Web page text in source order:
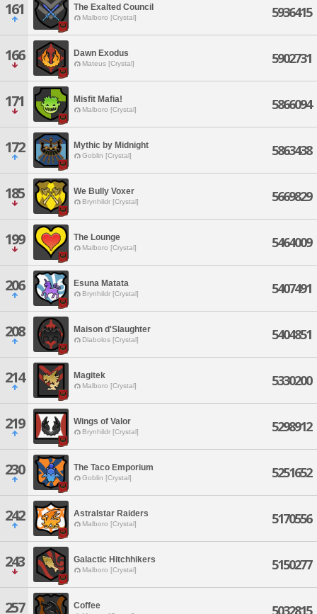
161 The Exalted Council
Malboro [Crystal] 5936415
166 Dawn Exodus
Mateus [Crystal] 5902731
171 Misfit Mafia!
Malboro [Crystal] 5866094
172 Mythic by Midnight
Goblin [Crystal] 5863438
185 We Bully Voxer
Brynhildr [Crystal] 5669829
199 The Lounge
Malboro [Crystal] 5464009
206 Esuna Matata
Brynhildr [Crystal] 5407491
208 Maison d'Slaughter
Diabolos [Crystal] 5404851
214 Magitek
Malboro [Crystal] 5330200
219 Wings of Valor
Brynhildr [Crystal] 5298912
230 The Taco Emporium
Goblin [Crystal] 5251652
242 Astralstar Raiders
Malboro [Crystal] 5170556
243 Galactic Hitchhikers
Malboro [Crystal] 5150277
257 Coffee 5032815